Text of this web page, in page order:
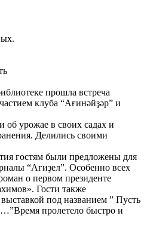
прошла встреча
клуба “Ағинәйҙәр” и
урожае в своих садах и
Делились своими
гостям были предложены для
“Ағиҙел”. Особенно всех
о первом президенте
Гости также
под названием ” Пусть
пролетело быстро и